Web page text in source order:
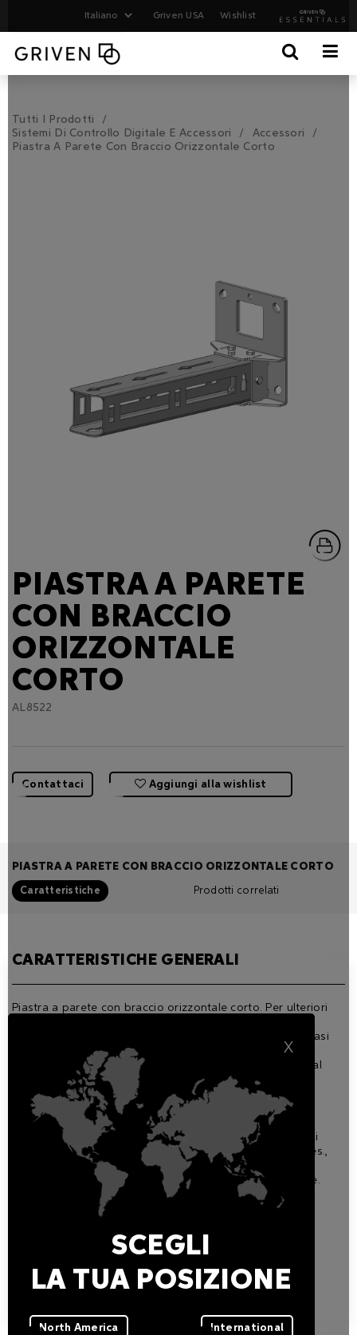
Griven USA Wishlist
Tutti I Prodotti
Sistemi Di Controllo Digitale E Accessori
Accessori
Piastra A Parete Con Braccio Orizzontale Corto
PIASTRA A PARETE
CON BRACCIO
ORIZZONTALE
CORTO
AL8522
Contattaci Aggiungi alla wishlist
PIASTRA A PARETE CON BRACCIO ORIZZONTALE CORTO
Caratteristiche Prodotti correlati
CARATTERISTICHE GENERALI
Piastra a parete con braccio orizzontale corto. Per ulteriori
Disponibile in 3 finiture standard e, su richiesta, in qualsiasi
Aggiungere al codice la lettera della finitura desiderata al
momento dell'ordine:
B Black finitura nera RAL 9005
A Anthracite finitura antracite RAL 7016
G Grey finitura grigia RAL 9006
In caso sia richiesto il trattamento anti-salino, si prega di
indicarlo aggiungendo la lettera 'A' dopo la finitura (ad es.,
Per ulteriori informazioni e dettagli consultare il manuale.
DOWNLOAD
X
SCEGLI
LA TUA POSIZIONE
North America International